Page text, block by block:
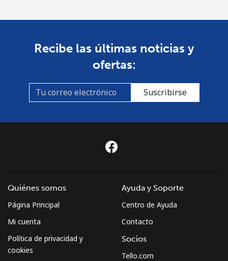
Recibe las últimas noticias y
ofertas:
Suscribirse
Quiénes somos
Página Principal
Mi cuenta
Política de privacidad y
cookies
Ayuda y Soporte
Centro de Ayuda
Contacto
Socios
Tello.com